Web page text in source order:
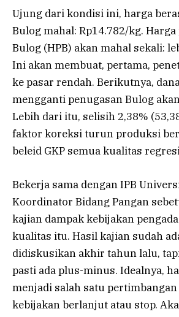
Ujung dari kondisi ini, harga
Bulog mahal: Rp14.782/kg.
Bulog (HPB) akan mahal sekali:
Ini akan membuat, pertama,
ke pasar rendah. Berikutnya,
mengganti penugasan Bulog
Lebih dari itu, selisih 2,38%
faktor koreksi turun produksi
beleid GKP semua kualitas
Bekerja sama dengan IPB
Koordinator Bidang Pangan
kajian dampak kebijakan
kualitas itu. Hasil kajian sudah
didiskusikan akhir tahun lalu,
pasti ada plus-minus. Idealnya,
menjadi salah satu pertimbangan
kebijakan berlanjut atau stop.